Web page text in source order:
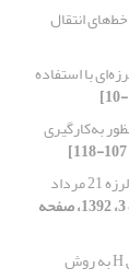
انتقال
با استفاده
به‌کارگیری
بررسی پدیده برهم‌کنش بین زوج‌‌‌زمین‌لرزه 21 مرداد
[دوره 7، شماره 3، 1392، صفحه
مدل‌سازی داده‌‌های مگنتوتلوریک با قطبش H به روش